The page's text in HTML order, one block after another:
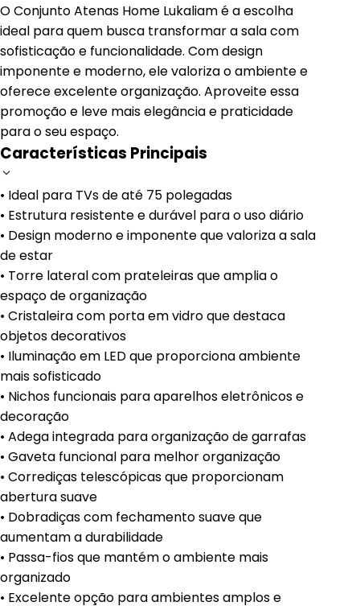
O Conjunto Atenas Home Lukaliam é a escolha
ideal para quem busca transformar a sala com
sofisticação e funcionalidade. Com design
imponente e moderno, ele valoriza o ambiente e
oferece excelente organização. Aproveite essa
promoção e leve mais elegância e praticidade
para o seu espaço.
Características Principais
• Ideal para TVs de até 75 polegadas
• Estrutura resistente e durável para o uso diário
• Design moderno e imponente que valoriza a sala
de estar
• Torre lateral com prateleiras que amplia o
espaço de organização
• Cristaleira com porta em vidro que destaca
objetos decorativos
• Iluminação em LED que proporciona ambiente
mais sofisticado
• Nichos funcionais para aparelhos eletrônicos e
decoração
• Adega integrada para organização de garrafas
• Gaveta funcional para melhor organização
• Corrediças telescópicas que proporcionam
abertura suave
• Dobradiças com fechamento suave que
aumentam a durabilidade
• Passa-fios que mantém o ambiente mais
organizado
• Excelente opção para ambientes amplos e